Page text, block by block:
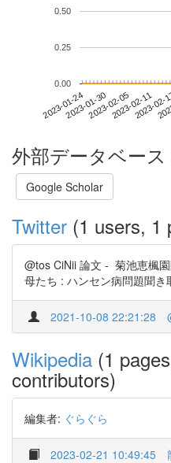
2023-01-242023-01-302023-02-052023-02-11
2023-
0.00
0.25
0.50
外部データベー
Google Scholar
Twitter (1 users, 1
@tos CiNii 論文 - 菊池恵楓
母たち : ハンセン病問題聞
2021-10-08 22:21:28
Wikipedia (1
contributors)
編集者: ぐらぐら
2023-02-21 10:49:45